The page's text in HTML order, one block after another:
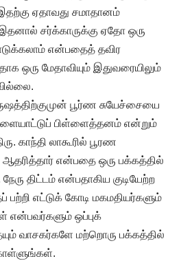
ஏதாவது சமாதானம்
சர்க்காருக்கு ஏதோ ஒரு
என்பதைத் தவிர
ஒரு மேதாவியும் இதுவரையிலும்
பூர்ண சுயேச்சையை
பிள்ளைத்தனம் என்றும்
காந்தி லாகூரில் பூரண
என்பதை ஒரு பக்கத்தில்
திட்டம் என்பதாகிய குடியேற்ற
எட்டுக் கோடி மகமதியர்களும்
என்பவர்களும் ஒப்புக்
வாசகர்களே மற்றொரு பக்கத்தில்